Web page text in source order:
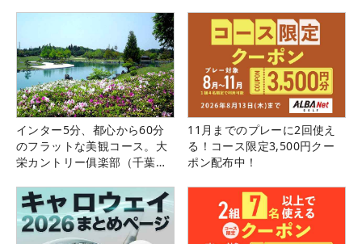
インター5分、都心から60分
のフラットな美観コース。大
栄カントリー俱楽部（千葉
11月までのプレーに2回使え
る！コース限定3,500円クー
ポン配布中！